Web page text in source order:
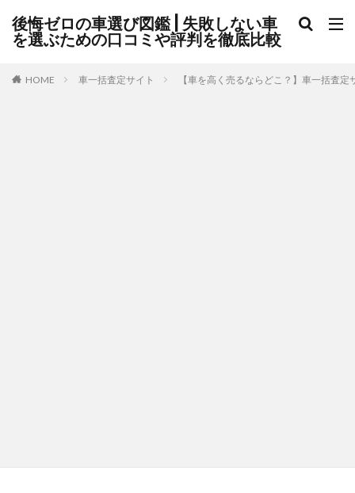
後悔ゼロの車選び図鑑 | 失敗しない車
を選ぶための口コミや評判を徹底比較
HOME 車一括査定サイト 【車を高く売るならどこ？】車一括査